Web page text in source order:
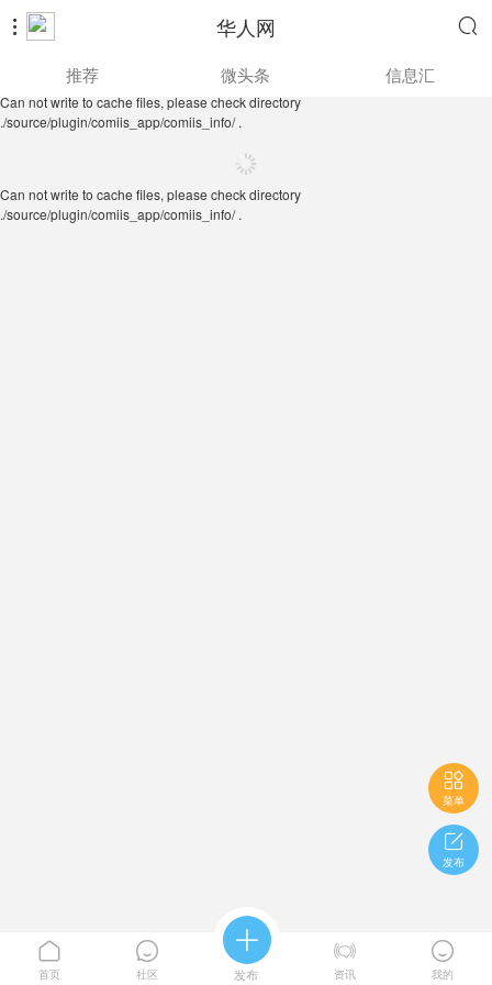
 华人网 
./source/plugin/comiis_app/comiis_info/ .
推荐 微头条 信息汇
Can not write to cache files, please check directory
./source/plugin/comiis_app/comiis_info/ .

菜单

发布

首页

社区

发布

资讯

我的
Can not write to cache files, please check directory
./source/plugin/comiis_app/comiis_info/ .